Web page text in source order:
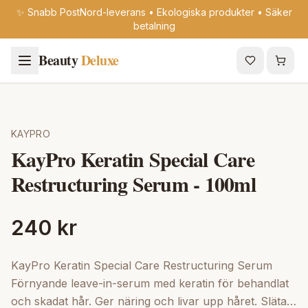
✨ Snabb PostNord-leverans • Ekologiska produkter • Säker
betalning
BeautyDeluxe
KAYPRO
KayPro Keratin Special Care
Restructuring Serum - 100ml
240 kr
KayPro Keratin Special Care Restructuring Serum
Förnyande leave-in-serum med keratin för behandlat
och skadat hår. Ger näring och livar upp håret. Slätar